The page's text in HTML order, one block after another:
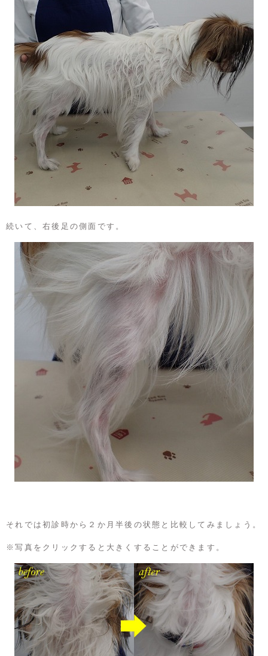
続いて、右後足の側面です。
それでは初診時から２か月半後の状態と比較してみましょう。
※写真をクリックすると大きくすることができます。